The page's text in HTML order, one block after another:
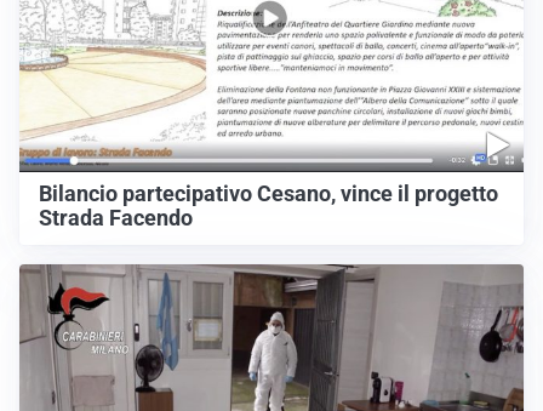
Bilancio partecipativo Cesano, vince il progetto
Strada Facendo